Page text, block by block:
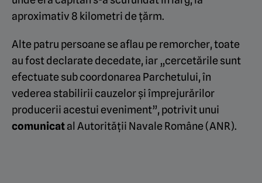
aproximativ 8 kilometri de țărm.
Alte patru persoane se aflau pe remorcher, toate
au fost declarate decedate, iar „cercetările sunt
efectuate sub coordonarea Parchetului, în
vederea stabilirii cauzelor și împrejurărilor
producerii acestui eveniment”, potrivit unui
comunicatal Autorității Navale Române (ANR).